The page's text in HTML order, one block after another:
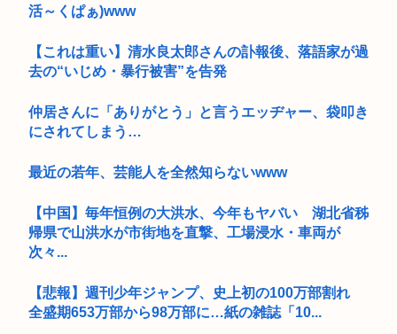
活～くぱぁ)www
【これは重い】清水良太郎さんの訃報後、落語家が過
去の“いじめ・暴行被害”を告発
仲居さんに「ありがとう」と言うエッヂャー、袋叩き
にされてしまう…
最近の若年、芸能人を全然知らないwww
【中国】毎年恒例の大洪水、今年もヤバい 湖北省秭
帰県で山洪水が市街地を直撃、工場浸水・車両が
次々...
【悲報】週刊少年ジャンプ、史上初の100万部割れ
全盛期653万部から98万部に…紙の雑誌「10...